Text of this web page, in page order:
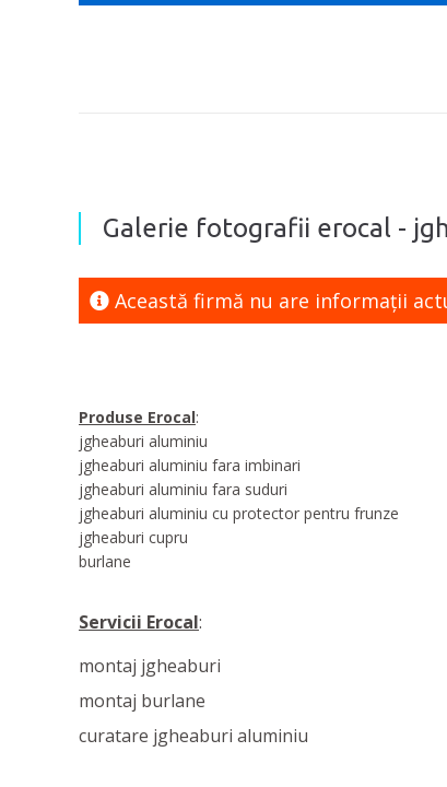
Galerie fotografii erocal -
Această firmă nu are informaţii
Produse Erocal:
jgheaburi aluminiu
jgheaburi aluminiu fara imbinari
jgheaburi aluminiu fara suduri
jgheaburi aluminiu cu protector pentru frunze
jgheaburi cupru
burlane
Servicii Erocal:
montaj jgheaburi
montaj burlane
curatare jgheaburi aluminiu